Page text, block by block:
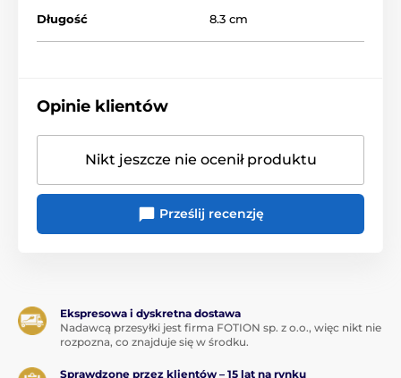
Długość 8.3 cm
Opinie klientów
Nikt jeszcze nie ocenił produktu
Prześlij recenzję
Ekspresowa i dyskretna dostawa
Nadawcą przesyłki jest firma FOTION sp. z o.o., więc nikt nie
rozpozna, co znajduje się w środku.
Sprawdzone przez klientów – 15 lat na rynku